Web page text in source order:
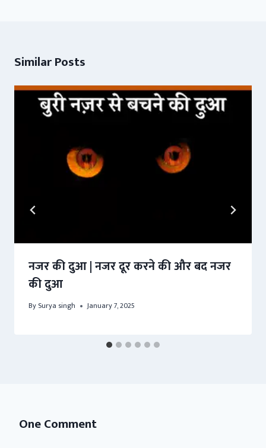
Similar Posts
नजर की दुआ | नजर दूर करने की और बद नजर
की दुआ
By Surya singh January 7, 2025
One Comment